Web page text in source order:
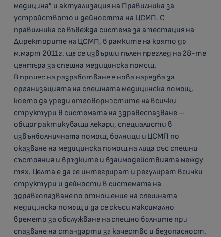
медицина” и актуализация на Правилника за
устройството и дейността на ЦСМП. С
правилника се въвежда система за атестация на
Директорите на ЦСМП, в рамките на която до
м.март 2011г. ще се извърши пълен преглед на 28-те
центъра за спешна медицинска помощ.
В процес на разработване е нова наредба за
организацията на спешната медицинска помощ,
което да уреди отговорностите на всички
структури в системата на здравеопазване –
общопрактикуващи лекари, специалисти в
извънболничната помощ, болници и ЦСМП по
оказване на медицинска помощ на лица със спешни
състояния и връзките и взаимодействията между
тях. Целта е да се интегрират и регулират всички
структури и дейности в системата на
здравеопазване по отношение на спешната
медицинска помощ и да се скъси максимално
времето за обслужване на спешно болните при
спазване на стандарти за качество и безопасност.